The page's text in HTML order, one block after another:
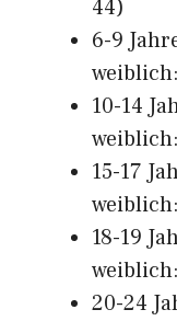
44)
6-9
10-14
15-17
18-19
20-24